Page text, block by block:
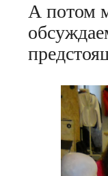
А потом